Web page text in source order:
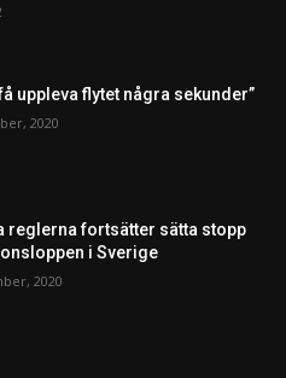
uppleva flytet några sekunder”
2020
reglerna fortsätter sätta stopp
i Sverige
2020